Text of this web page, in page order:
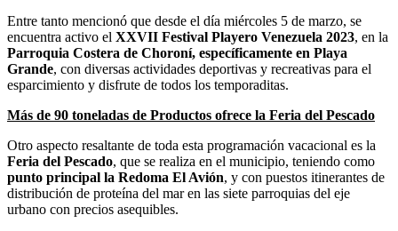
Entre tanto mencionó que desde el día miércoles 5 de marzo, se
encuentra activo el XXVII Festival Playero Venezuela 2023, en la
Parroquia Costera de Choroní, específicamente en Playa
Grande, con diversas actividades deportivas y recreativas para el
esparcimiento y disfrute de todos los temporaditas.
Más de 90 toneladas de Productos ofrece la Feria del Pescado
Otro aspecto resaltante de toda esta programación vacacional es la
Feria del Pescado, que se realiza en el municipio, teniendo como
punto principal la Redoma El Avión, y con puestos itinerantes de
distribución de proteína del mar en las siete parroquias del eje
urbano con precios asequibles.